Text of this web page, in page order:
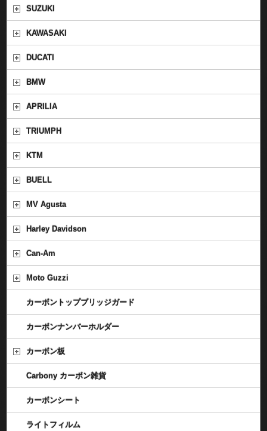
SUZUKI
KAWASAKI
DUCATI
BMW
APRILIA
TRIUMPH
KTM
BUELL
MV Agusta
Harley Davidson
Can-Am
Moto Guzzi
カーボントップブリッジガード
カーボンナンバーホルダー
カーボン板
Carbony カーボン雑貨
カーボンシート
ライトフィルム